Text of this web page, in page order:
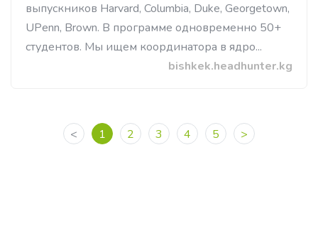
выпускников Harvard, Columbia, Duke, Georgetown,
UPenn, Brown. В программе одновременно 50+
студентoв. Мы ищем координатора в ядро...
bishkek.headhunter.kg
< 1 2 3 4 5 >